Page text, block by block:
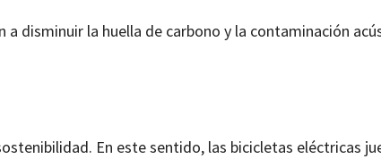
disminuir la huella de carbono y la contaminación
En este sentido, las bicicletas eléctricas